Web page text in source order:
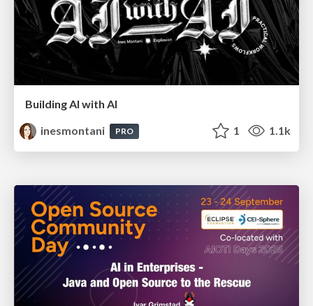
Building AI with AI
inesmontani
PRO 1 1.1k